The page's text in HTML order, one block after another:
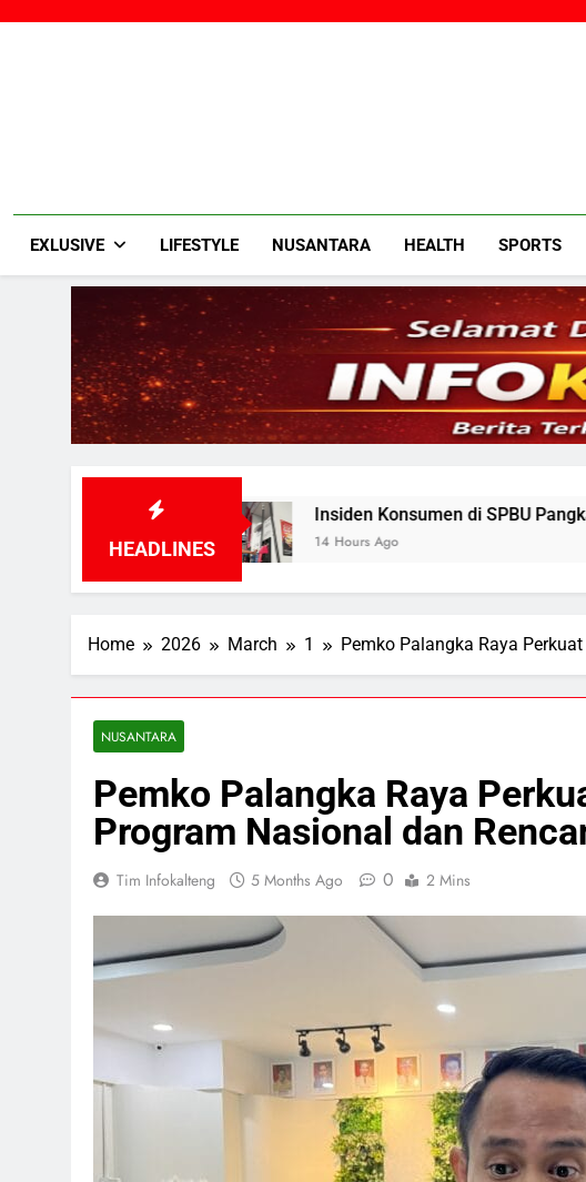
EXLUSIVE LIFESTYLE NUSANTARA HEALTH SPORTS
HEADLINES
Insiden Konsumen di SPBU Pangkalan Bun Ditangani
14 Hours Ago
Home 2026 March 1 Pemko Palangka Raya
NUSANTARA
Pemko Palangka Raya
Program Nasional dan
Tim Infokalteng 5 Months Ago 0 2 Mins